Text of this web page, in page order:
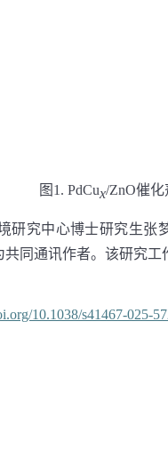
图 1. PdCux/ZnO催化
研究中心博士研究生张
共同通讯作者。该研究工
10.1038/s41467-025-